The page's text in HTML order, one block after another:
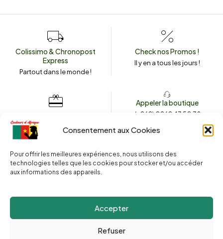
Consentement aux Cookies
Pour offrir les meilleures expériences, nous utilisons des
technologies telles que les cookies pour stocker et/ou accéder
aux informations des appareils.
Accepter
Refuser
Colissimo & Chronopost
Express
Partout dans le monde !
Check nos Promos !
Il y en a tous les jours !
couleursdafrique974.com
Appeler la boutique
(+262) 0262 43 50 38
2025 © Copyright Couleurs d’Afrique 974. Tous droits réservés.